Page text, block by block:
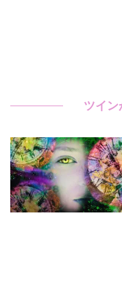
ツイ